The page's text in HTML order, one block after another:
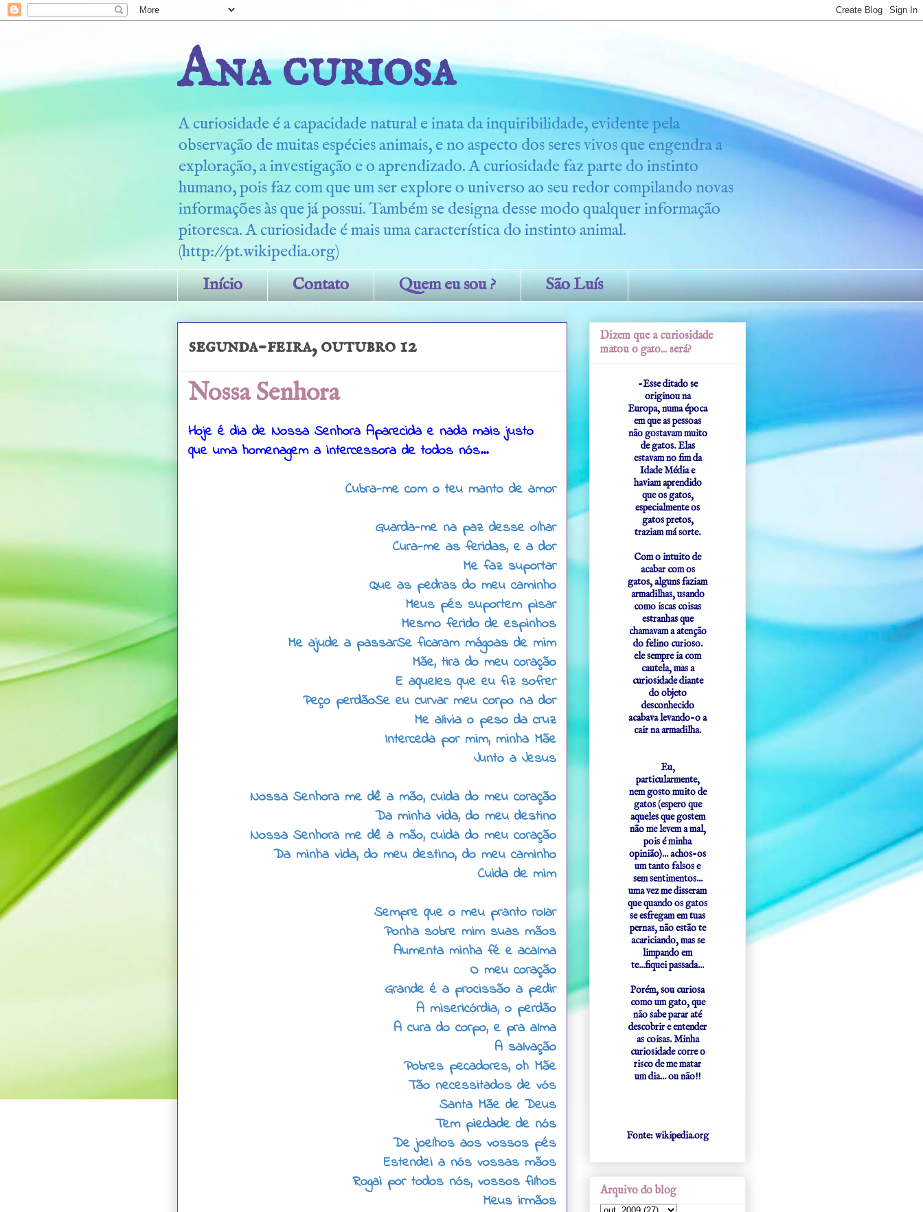
Ana curiosa
A curiosidade é a capacidade natural e inata da inquiribilidade, evidente pela
observação de muitas espécies animais, e no aspecto dos seres vivos que engendra a
exploração, a investigação e o aprendizado. A curiosidade faz parte do instinto
humano, pois faz com que um ser explore o universo ao seu redor compilando novas
informações às que já possui. Também se designa desse modo qualquer informação
pitoresca. A curiosidade é mais uma característica do instinto animal.
(http://pt.wikipedia.org)
Início
Contato Quem eu sou ? São Luís
segunda-feira, outubro 12
Nossa Senhora
Hoje é dia de Nossa Senhora Aparecida e nada mais justo
que uma homenagem a intercessora de todos nós...
Cubra-me com o teu manto de amor
Guarda-me na paz desse olhar
Cura-me as feridas, e a dor
Me faz suportar
Que as pedras do meu caminho
Meus pés suportem pisar
Mesmo ferido de espinhos
Me ajude a passarSe ficaram mágoas de mim
Mãe, tira do meu coração
E aqueles que eu fiz sofrer
Peço perdãoSe eu curvar meu corpo na dor
Me alivia o peso da cruz
Interceda por mim, minha Mãe
Junto a Jesus
Nossa Senhora me dê a mão, cuida do meu coração
Da minha vida, do meu destino
Nossa Senhora me dê a mão, cuida do meu coração
Da minha vida, do meu destino, do meu caminho
Cuida de mim
Sempre que o meu pranto rolar
Ponha sobre mim suas mãos
Aumenta minha fé e acalma
O meu coração
Grande é a procissão a pedir
A misericórdia, o perdão
A cura do corpo, e pra alma
A salvação
Pobres pecadores, oh Mãe
Tão necessitados de vós
Santa Mãe de Deus
Tem piedade de nós
De joelhos aos vossos pés
Estendei a nós vossas mãos
Rogai por todos nós, vossos filhos
Meus irmãos
Dizem que a curiosidade
matou o gato... será?
-Esse ditado se
originou na
Europa, numa época
em que as pessoas
não gostavam muito
de gatos. Elas
estavam no fim da
Idade Média e
haviam aprendido
que os gatos,
especialmente os
gatos pretos,
traziam má sorte.
Com o intuito de
acabar com os
gatos, alguns faziam
armadilhas, usando
como iscas coisas
estranhas que
chamavam a atenção
do felino curioso.
ele sempre ia com
cautela, mas a
curiosidade diante
do objeto
desconhecido
acabava levando-o a
cair na armadilha.
Eu,
particularmente,
nem gosto muito de
gatos (espero que
aqueles que gostem
não me levem a mal,
pois é minha
opinião)... achos-os
um tanto falsos e
sem sentimentos...
uma vez me disseram
que quando os gatos
se esfregam em tuas
pernas, não estão te
acariciando, mas se
limpando em
te...fiquei passada...
Porém, sou curiosa
como um gato, que
não sabe parar até
descobrir e entender
as coisas. Minha
curiosidade corre o
risco de me matar
um dia... ou não!!
Fonte: wikipedia.org
Arquivo do blog